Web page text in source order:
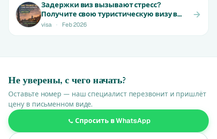
Задержки виз вызывают стресс?
Получите свою туристическую визу в
ОАЭ за один день | От 550 AED
visa · Feb 2026
Не уверены, с чего начать?
Оставьте номер — наш специалист перезвонит и пришлёт
цену в письменном виде.
Спросить в WhatsApp